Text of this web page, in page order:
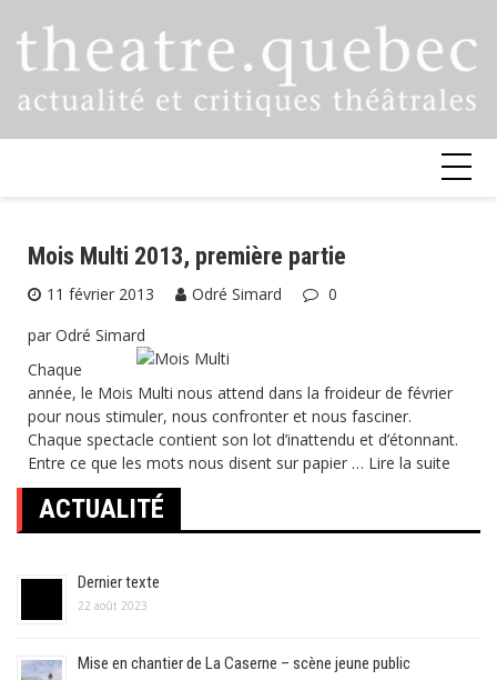
Mois Multi 2013, première partie
11 février 2013 Odré Simard
0
par Odré Simard
Chaque
année, le Mois Multi nous attend dans la froideur de février
pour nous stimuler, nous confronter et nous fasciner.
Chaque spectacle contient son lot d’inattendu et d’étonnant.
Entre ce que les mots nous disent sur papier … Lire la suite
ACTUALITÉ
Dernier texte
22 août 2023
Mise en chantier de La Caserne – scène jeune public